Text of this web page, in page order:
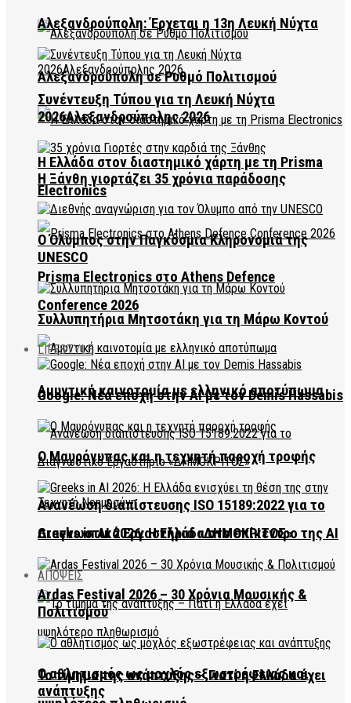
Αλεξανδρούπολη σε Ρυθμό Πολιτισμού
Η Ελλάδα στον διαστημικό χάρτη με τη Prisma
Electronics
Prisma Electronics στο Athens Defence
Conference 2026
Αμυντική καινοτομία με ελληνικό αποτύπωμα
Ανανέωση διαπίστευσης ISO 15189:2022 για το
Διαγνωστικό Εργαστήριο «ΔΗΜΟΚΡΙΤΟΣ»
ΑΠΟΨΕΙΣ
Το τίμημα της ανάπτυξης – Γιατί η Ελλάδα έχει
Αλεξανδρούπολη: Έρχεται η 13η Λευκή Νύχτα
Συνέντευξη Τύπου για τη Λευκή Νύχτα
2026Αλεξανδρούπολης 2026
Η Ξάνθη γιορτάζει 35 χρόνια παράδοσης
Ο Όλυμπος στην Παγκόσμια Κληρονομιά της
UNESCO
Συλλυπητήρια Μητσοτάκη για τη Μάρω Κοντού
LIFESTYLE
Google: Νέα εποχή στην AI με τον Demis Hassabis
Ο Μαυρόγυπας και η τεχνητή παροχή τροφής
Greeks in AI 2026: Η Ελλάδα στο επίκεντρο της AI
Ardas Festival 2026 – 30 Χρόνια Μουσικής &
Πολιτισμού
Ο αθλητισμός ως μοχλός εξωστρέφειας και
ανάπτυξης